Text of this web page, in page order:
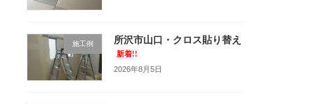
施工例 所沢市山口・クロス貼り替え
新着!!
2026年8月5日